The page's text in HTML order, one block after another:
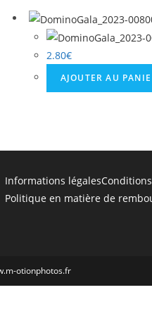
2.80€
AJOUTER AU
Informations légales
Politique en matière de
otionphotos.fr